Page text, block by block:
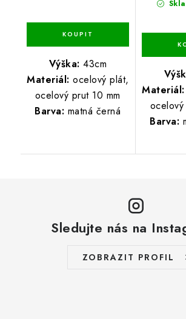
Výška: 43cm
Materiál: ocelový plát,
ocelový prut 10 mm
Barva: matná černá
Materiál:
ocelový
Barva:
Sledujte nás na
ZOBRAZIT PROFIL